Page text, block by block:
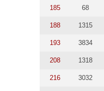
185 68
188 1315
193 3834
208 1318
216 3032